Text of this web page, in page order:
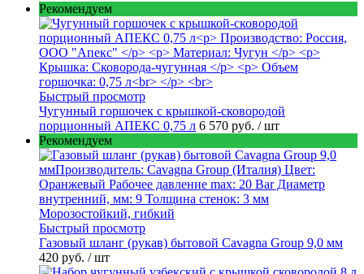
Рекомендуем
Быстрый просмотр
Чугунный горшочек с крышкой-сковородой
порционный АПЕКС 0,75 л 6 570 руб. / шт
Рекомендуем
Быстрый просмотр
Газовый шланг (рукав) бытовой Cavagna Group 9,0 мм
420 руб. / шт